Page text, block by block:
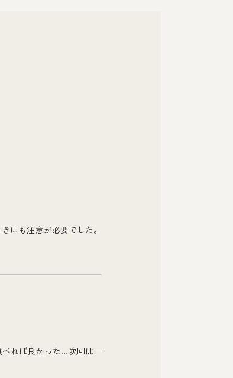
にも注意が必要でした。
べれば良かった…次回は一